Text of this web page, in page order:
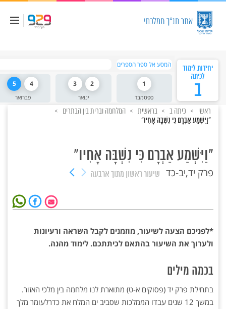
יחידות לימוד
לכיתה
ב
המסע אל ספר הספרים
ספטמבר
1
ינואר
2
3
פברואר
4
5
ראשי כיתה ב בראשית המלחמה וברית בין הבתרים
"וַיִּשְׁמַע אַבְרָם כִּי נִשְׁבָּה אָחִיו"
"וַיִּשְׁמַע אַבְרָם כִּי נִשְׁבָּה אָחִיו"
פרק יד,יב-כד שיעור ראשון מתוך ארבעה
*לפניכם הצעה לשיעור, מוזמנים לקבל השראה ורעיונות
ולערוך את השיעור בהתאם לכיתתכם. לימוד מהנה.
בכמה מילים
בתחילת פרק יד (פסוקים א-ט) מתוארת לנו מלחמה בין מלכי האזור.
במשך 12 שנים עבדו הממלכות שסביב ים המלח את כדרלעומר מלך